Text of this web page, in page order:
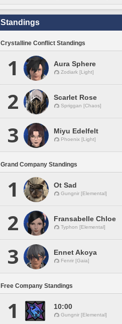
Standings
Crystalline Conflict Standings
1 Aura Sphere
Zodiark [Light]
2 Scarlet Rose
Spriggan [Chaos]
3 Miyu Edelfelt
Phoenix [Light]
Grand Company Standings
1 Ot Sad
Gungnir [Elemental]
2 Fransabelle Chloe
Typhon [Elemental]
3 Ennet Akoya
Fenrir [Gaia]
Free Company Standings
1 10:00
Gungnir [Elemental]